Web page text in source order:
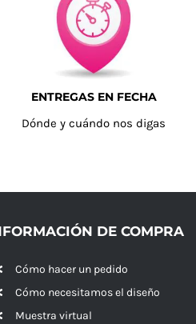
ENTREGAS EN FECHA
Dónde y cuándo nos digas
DE COMPRA
Cómo hacer un pedido
Cómo necesitamos el diseño
Muestra virtual